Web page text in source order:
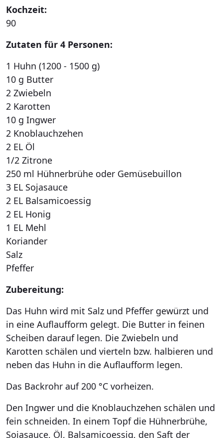
Kochzeit:
90
Zutaten für 4 Personen:
1 Huhn (1200 - 1500 g)
10 g Butter
2 Zwiebeln
2 Karotten
10 g Ingwer
2 Knoblauchzehen
2 EL Öl
1/2 Zitrone
250 ml Hühnerbrühe oder Gemüsebuillon
3 EL Sojasauce
2 EL Balsamicoessig
2 EL Honig
1 EL Mehl
Koriander
Salz
Pfeffer
Zubereitung:
Das Huhn wird mit Salz und Pfeffer gewürzt und
in eine Auflaufform gelegt. Die Butter in feinen
Scheiben darauf legen. Die Zwiebeln und
Karotten schälen und vierteln bzw. halbieren und
neben das Huhn in die Auflaufform legen.
Das Backrohr auf 200 °C vorheizen.
Den Ingwer und die Knoblauchzehen schälen und
fein schneiden. In einem Topf die Hühnerbrühe,
Sojasauce, Öl, Balsamicoessig, den Saft der